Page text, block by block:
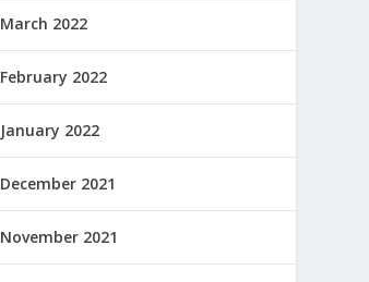
March 2022
February 2022
January 2022
December 2021
November 2021